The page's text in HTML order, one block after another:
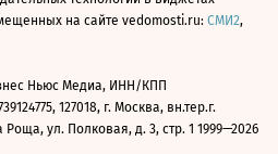
на сайте vedomosti.ru: СМИ2,
Ньюс Медиа, ИНН/КПП
127018, г. Москва, вн.тер.г.
ул. Полковая, д. 3, стр. 1 1999—2026